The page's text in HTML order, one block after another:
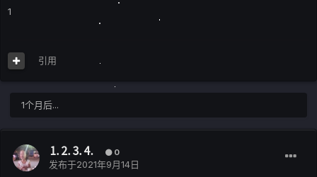
1
引用
1个月后...
⒈⒉⒊⒋ 0
发布于2021年9月14日